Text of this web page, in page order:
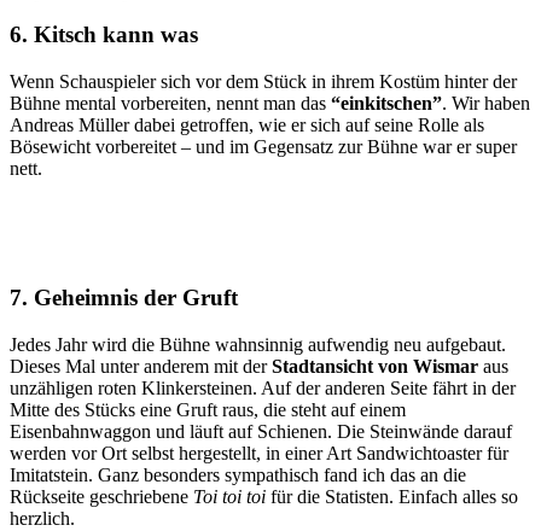
6. Kitsch kann was
Wenn Schauspieler sich vor dem Stück in ihrem Kostüm hinter der
Bühne mental vorbereiten, nennt man das “einkitschen”. Wir haben
Andreas Müller dabei getroffen, wie er sich auf seine Rolle als
Bösewicht vorbereitet – und im Gegensatz zur Bühne war er super
nett.
7. Geheimnis der Gruft
Jedes Jahr wird die Bühne wahnsinnig aufwendig neu aufgebaut.
Dieses Mal unter anderem mit derStadtansicht von Wismar aus
unzähligen roten Klinkersteinen. Auf der anderen Seite fährt in der
Mitte des Stücks eine Gruft raus, die steht auf einem
Eisenbahnwaggon und läuft auf Schienen. Die Steinwände darauf
werden vor Ort selbst hergestellt, in einer Art Sandwichtoaster für
Imitatstein. Ganz besonders sympathisch fand ich das an die
Rückseite geschriebene Toi toi toi für die Statisten. Einfach alles so
herzlich.